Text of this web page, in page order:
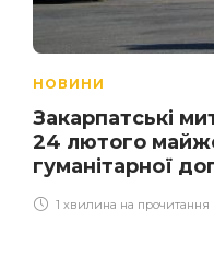
НОВИНИ
Закарпатські
24 лютого
гуманітарної
1 хвилина на прочитання